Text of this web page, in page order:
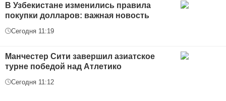
В Узбекистане изменились правила
покупки долларов: важная новость
Сегодня 11:19
Манчестер Сити завершил азиатское
турне победой над Атлетико
Сегодня 11:12